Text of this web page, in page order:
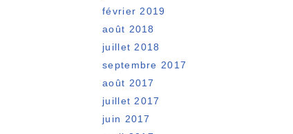
février 2019
août 2018
juillet 2018
septembre 2017
août 2017
juillet 2017
juin 2017